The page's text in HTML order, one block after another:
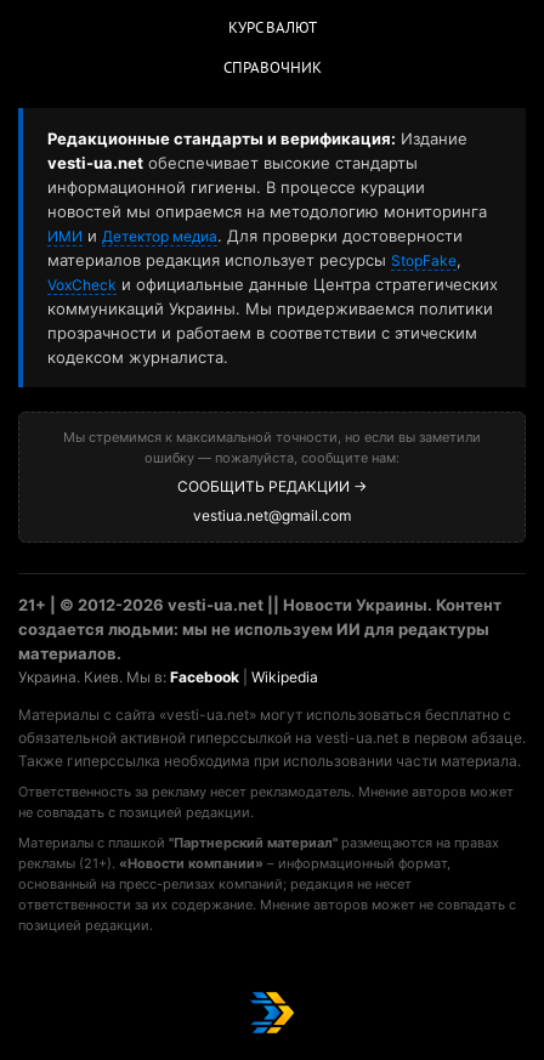
КУРС ВАЛЮТ
СПРАВОЧНИК
Редакционные стандарты и верификация: Издание
vesti-ua.net обеспечивает высокие стандарты
информационной гигиены. В процессе курации
новостей мы опираемся на методологию мониторинга
ИМИ и Детектор медиа. Для проверки достоверности
материалов редакция использует ресурсы StopFake,
VoxCheck и официальные данные Центра стратегических
коммуникаций Украины. Мы придерживаемся политики
прозрачности и работаем в соответствии с этическим
кодексом журналиста.
Мы стремимся к максимальной точности, но если вы заметили
ошибку — пожалуйста, сообщите нам:
СООБЩИТЬ РЕДАКЦИИ →
vestiua.net@gmail.com
21+ | © 2012-2026 vesti-ua.net || Новости Украины. Контент
создается людьми: мы не используем ИИ для редактуры
материалов.
Украина. Киев. Мы в: Facebook Wikipedia
Материалы с сайта «vesti-ua.net» могут использоваться бесплатно с
обязательной активной гиперссылкой на vesti-ua.net в первом абзаце.
Также гиперссылка необходима при использовании части материала.
Ответственность за рекламу несет рекламодатель. Мнение авторов может
не совпадать с позицией редакции.
Материалы с плашкой "Партнерский материал" размещаются на правах
рекламы (21+). «Новости компании» – информационный формат,
основанный на пресс-релизах компаний; редакция не несет
ответственности за их содержание. Мнение авторов может не совпадать с
позицией редакции.